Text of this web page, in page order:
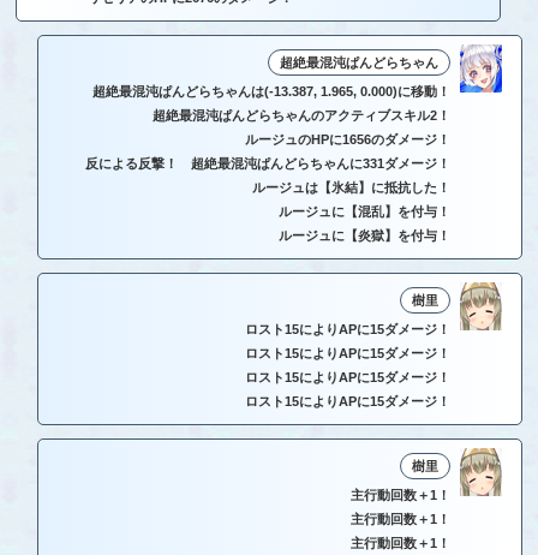
超絶最混沌ぱんどらちゃん
超絶最混沌ぱんどらちゃんは(-13.387, 1.965, 0.000)に移動！
超絶最混沌ぱんどらちゃんのアクティブスキル2！
ルージュのHPに1656のダメージ！
反による反撃！ 超絶最混沌ぱんどらちゃんに331ダメージ！
ルージュは【氷結】に抵抗した！
ルージュに【混乱】を付与！
ルージュに【炎獄】を付与！
樹里
ロスト15によりAPに15ダメージ！
ロスト15によりAPに15ダメージ！
ロスト15によりAPに15ダメージ！
ロスト15によりAPに15ダメージ！
樹里
主行動回数＋1！
主行動回数＋1！
主行動回数＋1！